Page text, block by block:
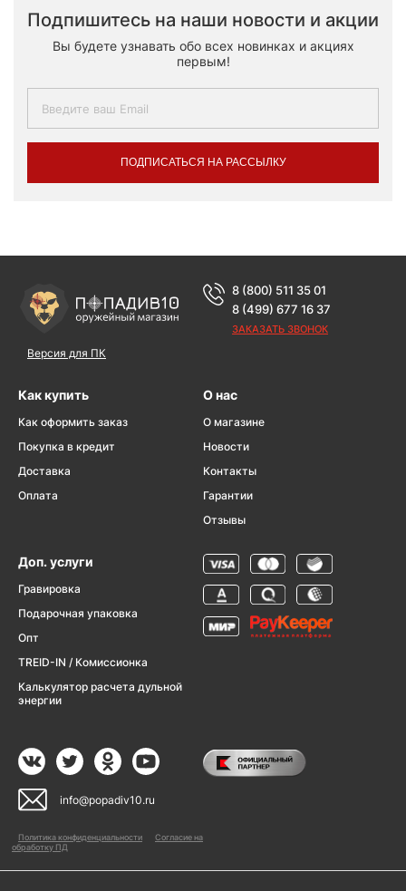
Подпишитесь на наши новости и акции
Вы будете узнавать обо всех новинках и акциях
первым!
ПОДПИСАТЬСЯ НА РАССЫЛКУ
Версия для ПК
8 (800) 511 35 01
8 (499) 677 16 37
ЗАКАЗАТЬ ЗВОНОК
Как купить
Как оформить заказ
Покупка в кредит
Доставка
Оплата
О нас
О магазине
Новости
Контакты
Гарантии
Отзывы
Доп. услуги
Гравировка
Подарочная упаковка
Опт
TREID-IN / Комиссионка
Калькулятор расчета дульной
энергии
info@popadiv10.ru
Политика конфиденциальности
Согласие на
обработку ПД